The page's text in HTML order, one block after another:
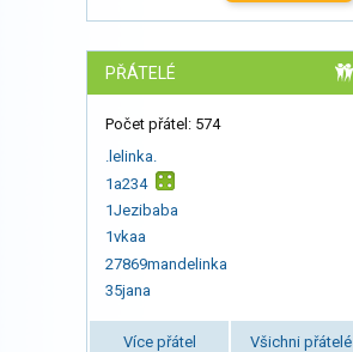
PŘÁTELÉ
Počet přátel: 574
.lelinka.
1a234
1Jezibaba
1vkaa
27869mandelinka
35jana
Více přátel Všichni přátelé